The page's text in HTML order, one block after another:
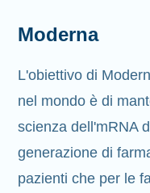
Moderna
L'obiettivo di
nel mondo è di
scienza dell'mRNA
generazione di
pazienti che per le